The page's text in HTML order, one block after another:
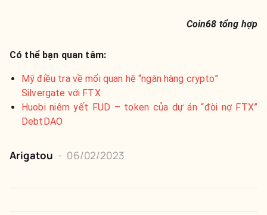
Coin68 tổng hợp
Có thể bạn quan tâm:
Mỹ điều tra về mối quan hệ “ngân hàng crypto”
Silvergate với FTX
Huobi niêm yết FUD – token của dự án “đòi nợ FTX”
DebtDAO
Arigatou - 06/02/2023